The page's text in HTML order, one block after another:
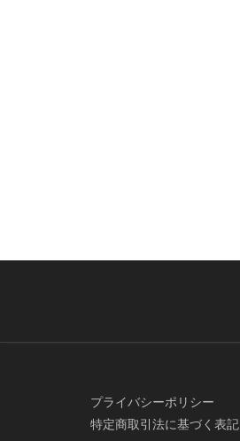
プライバシーポリシー
特定商取引法に基づく表記